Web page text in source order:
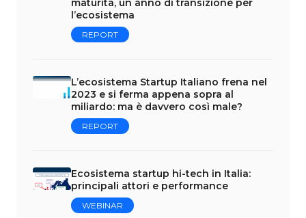
l’ecosistema
REPORT
L’ecosistema Startup Italiano frena nel
2023 e si ferma appena sopra al
miliardo: ma è davvero così male?
REPORT
Ecosistema startup hi-tech in Italia:
principali attori e performance
WEBINAR